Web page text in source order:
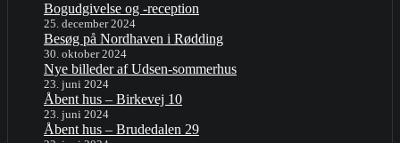
Bogudgivelse og -reception
25. december 2024
Besøg på Nordhaven i Rødding
30. oktober 2024
Nye billeder af Udsen-sommerhus
23. juni 2024
Åbent hus – Birkevej 10
23. juni 2024
Åbent hus – Brudedalen 29